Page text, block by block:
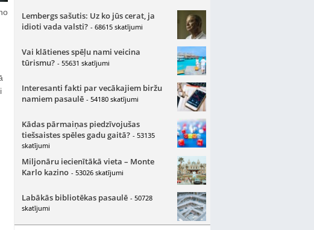
Lembergs sašutis: Uz ko jūs cerat, ja
idioti vada valsti? - 68615 skatījumi
Vai klātienes spēļu nami veicina
tūrismu? - 55631 skatījumi
Interesanti fakti par vecākajiem biržu
namiem pasaulē - 54180 skatījumi
Kādas pārmaiņas piedzīvojušas
tiešsaistes spēles gadu gaitā? - 53135
skatījumi
Miljonāru iecienītākā vieta – Monte
Karlo kazino - 53026 skatījumi
Labākās bibliotēkas pasaulē - 50728
skatījumi